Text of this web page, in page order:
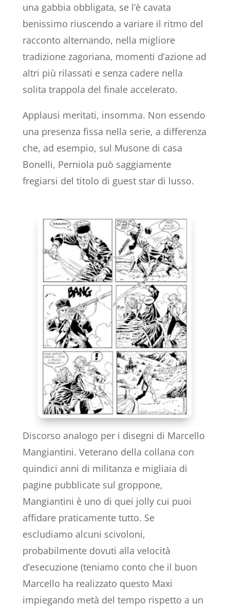
una gabbia obbligata, se l’è cavata
benissimo riuscendo a variare il ritmo del
racconto alternando, nella migliore
tradizione zagoriana, momenti d’azione ad
altri più rilassati e senza cadere nella
solita trappola del finale accelerato.
Applausi meritati, insomma. Non essendo
una presenza fissa nella serie, a differenza
che, ad esempio, sul Musone di casa
Bonelli, Perniola può saggiamente
fregiarsi del titolo di guest star di lusso.
Discorso analogo per i disegni di Marcello
Mangiantini. Veterano della collana con
quindici anni di militanza e migliaia di
pagine pubblicate sul groppone,
Mangiantini è uno di quei jolly cui puoi
affidare praticamente tutto. Se
escludiamo alcuni scivoloni,
probabilmente dovuti alla velocità
d’esecuzione (teniamo conto che il buon
Marcello ha realizzato questo Maxi
impiegando metà del tempo rispetto a un